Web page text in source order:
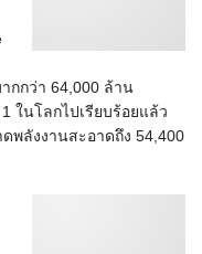
กกว่า 64,000 ล้าน
ในโลกไปเรียบร้อยแล้ว
พลังงานสะอาดถึง 54,400